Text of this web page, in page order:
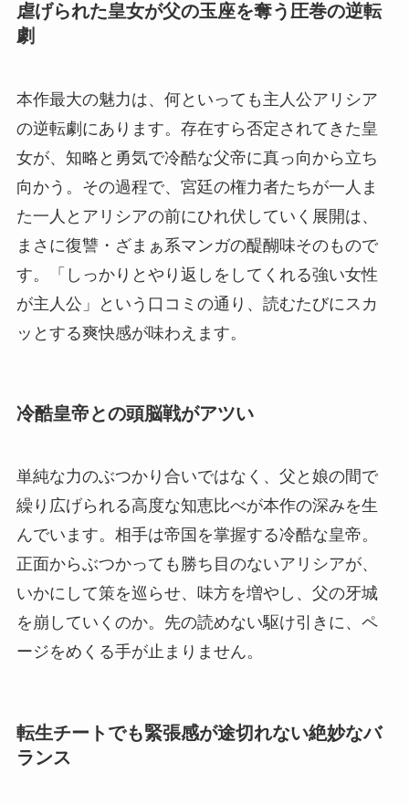
虐げられた皇女が父の玉座を奪う圧巻の逆転
劇
本作最大の魅力は、何といっても主人公アリシア
の逆転劇にあります。存在すら否定されてきた皇
女が、知略と勇気で冷酷な父帝に真っ向から立ち
向かう。その過程で、宮廷の権力者たちが一人ま
た一人とアリシアの前にひれ伏していく展開は、
まさに復讐・ざまぁ系マンガの醍醐味そのもので
す。「しっかりとやり返しをしてくれる強い女性
が主人公」という口コミの通り、読むたびにスカ
ッとする爽快感が味わえます。
冷酷皇帝との頭脳戦がアツい
単純な力のぶつかり合いではなく、父と娘の間で
繰り広げられる高度な知恵比べが本作の深みを生
んでいます。相手は帝国を掌握する冷酷な皇帝。
正面からぶつかっても勝ち目のないアリシアが、
いかにして策を巡らせ、味方を増やし、父の牙城
を崩していくのか。先の読めない駆け引きに、ペ
ージをめくる手が止まりません。
転生チートでも緊張感が途切れない絶妙なバ
ランス